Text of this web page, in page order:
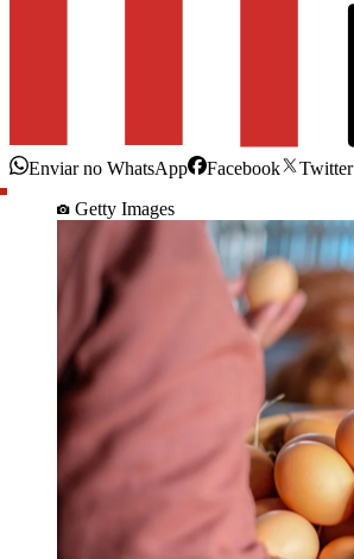
Enviar no WhatsApp Facebook
Twitter
Getty Images